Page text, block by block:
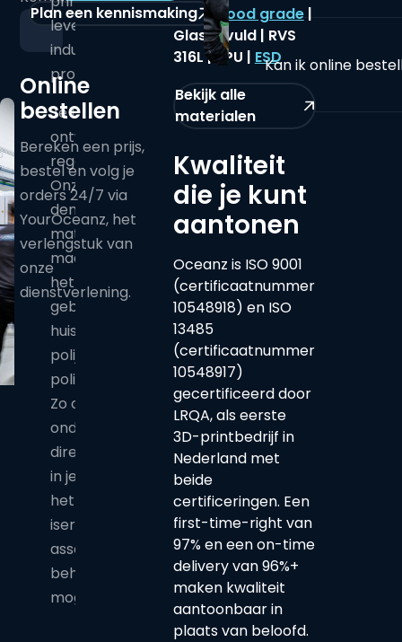
Plan een kennismaking
Online
bestellen
Bereken een prijs,
bestel en volg je
orders 24/7 via
YourOceanz, het
verlengstuk van
onze
dienstverlening.
leverzekerheid van
industriële
productie.
Je levert een
ontwerp aan, wij
regelen de rest.
Onze engineers
denken mee over
materiaalkeuze en
maakbaarheid, en
het afwerken
gebeurt in eigen
huis: shotpeening,
polijsten, vapor
polish en kleuren.
Zo ontvang je een
onderdeel dat
direct inzetbaar is
in je productie. Ook
het plaatsen van
iserts en
assemblage
behoren tot de
mogelijkheden.
PA12|Food grade|
Glasgevuld | RVS
316L | TPU | ESD
Bekijk alle
materialen
Kwaliteit
die je kunt
aantonen
Oceanz is ISO 9001
(certificaatnummer
10548918) en ISO
13485
(certificaatnummer
10548917)
gecertificeerd door
LRQA, als eerste
3D-printbedrijf in
Nederland met
beide
certificeringen. Een
first-time-right van
97% en een on-time
delivery van 96%+
maken kwaliteit
aantoonbaar in
plaats van beloofd.
Kan ik online